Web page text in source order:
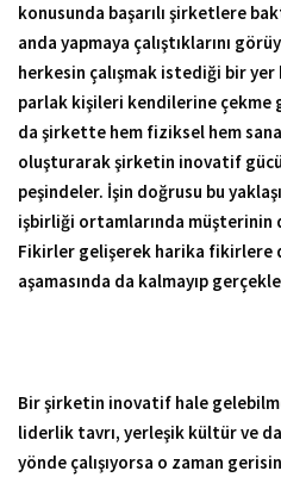
konusunda başarılı şirketlere
anda yapmaya çalıştıklarını
herkesin çalışmak istediği bir
parlak kişileri kendilerine çekme
da şirkette hem fiziksel hem
oluşturarak şirketin inovatif
peşindeler. İşin doğrusu bu
işbirliği ortamlarında müşterinin
Fikirler gelişerek harika fikirlere
aşamasında da kalmayıp
Bir şirketin inovatif hale
liderlik tavrı, yerleşik kültür ve
yönde çalışıyorsa o zaman